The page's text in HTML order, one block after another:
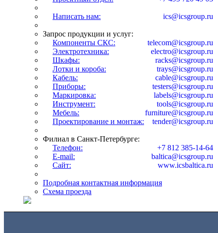
Написать нам: ics@icsgroup.ru
Запрос продукции и услуг:
Компоненты СКС:
telecom@icsgroup.ru
Электротехника:
electro@icsgroup.ru
Шкафы:
racks@icsgroup.ru
Лотки и короба:
trays@icsgroup.ru
Кабель:
cable@icsgroup.ru
Приборы:
testers@icsgroup.ru
Маркировка:
labels@icsgroup.ru
Инструмент:
tools@icsgroup.ru
Мебель:
furniture@icsgroup.ru
Проектирование и монтаж:
tender@icsgroup.ru
Филиал в Санкт-Петербурге:
Телефон:
+7 812 385-14-64
E-mail:
baltica@icsgroup.ru
Сайт:
www.icsbaltica.ru
Подробная контактная информация
Схема проезда